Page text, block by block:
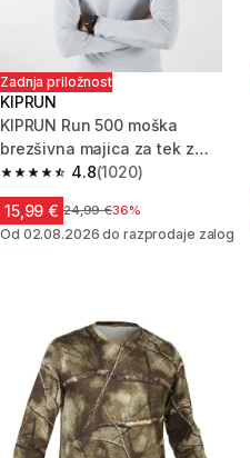
Zadnja priložnost
KIPRUN
KIPRUN Run 500 moška
brezšivna majica za tek z
dolgimi rokavi - svetlo siva
4.8
4.8 od 5 zvezdic from 1020 ocene
(1020)
15,99 € Cena pred znižanjem
24,99 €36%
Od 02.08.2026 do razprodaje zalog